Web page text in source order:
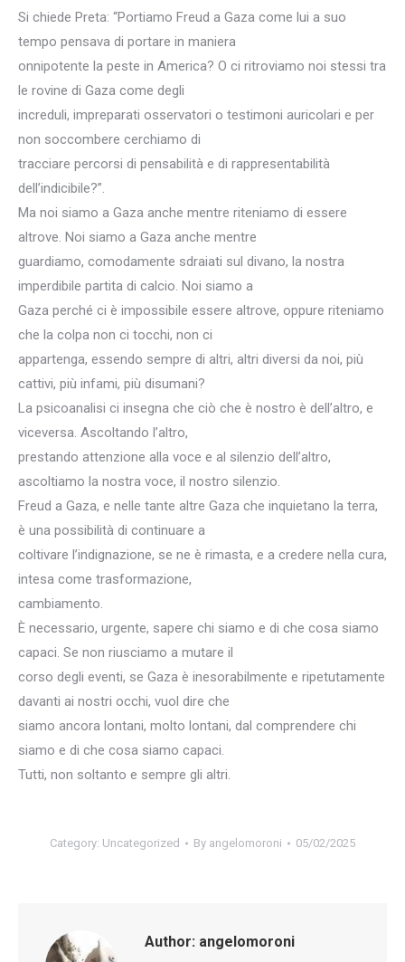
Si chiede Preta: “Portiamo Freud a Gaza come lui a suo
tempo pensava di portare in maniera
onnipotente la peste in America? O ci ritroviamo noi stessi tra
le rovine di Gaza come degli
increduli, impreparati osservatori o testimoni auricolari e per
non soccombere cerchiamo di
tracciare percorsi di pensabilità e di rappresentabilità
dell’indicibile?”.
Ma noi siamo a Gaza anche mentre riteniamo di essere
altrove. Noi siamo a Gaza anche mentre
guardiamo, comodamente sdraiati sul divano, la nostra
imperdibile partita di calcio. Noi siamo a
Gaza perché ci è impossibile essere altrove, oppure riteniamo
che la colpa non ci tocchi, non ci
appartenga, essendo sempre di altri, altri diversi da noi, più
cattivi, più infami, più disumani?
La psicoanalisi ci insegna che ciò che è nostro è dell’altro, e
viceversa. Ascoltando l’altro,
prestando attenzione alla voce e al silenzio dell’altro,
ascoltiamo la nostra voce, il nostro silenzio.
Freud a Gaza, e nelle tante altre Gaza che inquietano la terra,
è una possibilità di continuare a
coltivare l’indignazione, se ne è rimasta, e a credere nella cura,
intesa come trasformazione,
cambiamento.
È necessario, urgente, sapere chi siamo e di che cosa siamo
capaci. Se non riusciamo a mutare il
corso degli eventi, se Gaza è inesorabilmente e ripetutamente
davanti ai nostri occhi, vuol dire che
siamo ancora lontani, molto lontani, dal comprendere chi
siamo e di che cosa siamo capaci.
Tutti, non soltanto e sempre gli altri.
Category: Uncategorized By angelomoroni 05/02/2025
Author: angelomoroni